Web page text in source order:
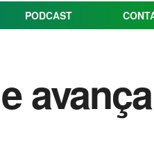
PODCAST
avança